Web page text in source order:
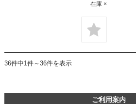
在庫 ×
36件中1件～36件を表示
ご利用案内